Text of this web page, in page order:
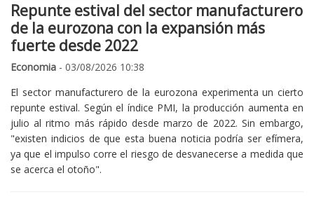
Repunte estival del sector manufacturero
de la eurozona con la expansión más
fuerte desde 2022
Economia - 03/08/2026 10:38
El sector manufacturero de la eurozona experimenta un cierto
repunte estival. Según el índice PMI, la producción aumenta en
julio al ritmo más rápido desde marzo de 2022. Sin embargo,
"existen indicios de que esta buena noticia podría ser efímera,
ya que el impulso corre el riesgo de desvanecerse a medida que
se acerca el otoño".